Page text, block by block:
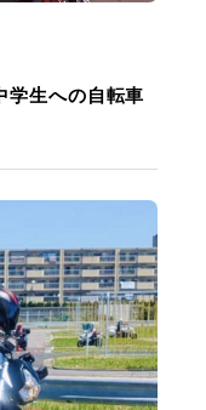
学生への自転車